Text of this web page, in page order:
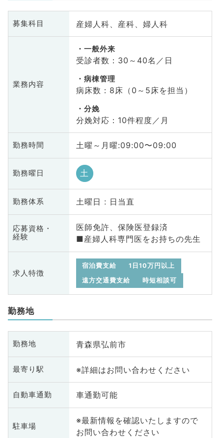
募集科目 産婦人科、産科、婦人科
業務内容
一般外来
受診者数：30～40名／日
病棟管理
病床数：8床（0～5床を担当）
分娩
分娩対応：10件程度／月
勤務時間 土曜～月曜:09:00〜09:00
勤務曜日 土
勤務体系 土曜日 : 日当直
応募資格・
経験
医師免許、保険医登録済
■産婦人科専門医をお持ちの先生
求人特徴
宿泊費支給
1日10万円以上
遠方交通費支給
時短相談可
勤務地
勤務地 青森県弘前市
最寄り駅 ※詳細はお問い合わせください
自動車通勤 車通勤可能
駐車場
※最新情報を確認いたしますので
お問い合わせください